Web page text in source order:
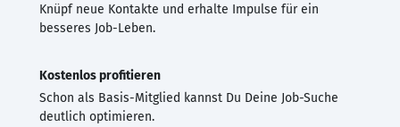
Knüpf neue Kontakte und erhalte Impulse für ein
besseres Job-Leben.
Kostenlos profitieren
Schon als Basis-Mitglied kannst Du Deine Job-Suche
deutlich optimieren.